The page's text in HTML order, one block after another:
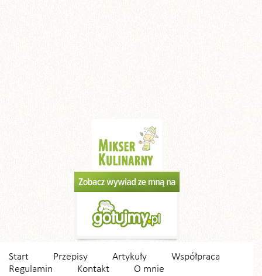
Start Przepisy Artykuły
Współpraca
Regulamin
Kontakt O mnie